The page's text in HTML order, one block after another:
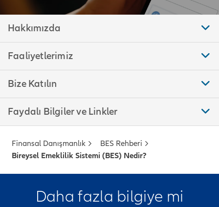
Hakkımızda
Faaliyetlerimiz
Bize Katılın
Faydalı Bilgiler ve Linkler
Finansal Danışmanlık
BES Rehberi
Bireysel Emeklilik Sistemi (BES) Nedir?
Daha fazla bilgiye mi